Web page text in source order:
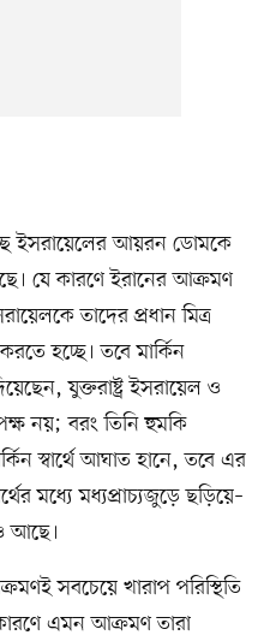
ইসরায়েলের আয়রন ডোমকে
যে কারণে ইরানের আক্রমণ
তাদের প্রধান মিত্র
হচ্ছে। তবে মার্কিন
যুক্তরাষ্ট্র ইসরায়েল ও
নয়; বরং তিনি হুমকি
স্বার্থে আঘাত হানে, তবে এর
মধ্যে মধ্যপ্রাচ্যজুড়ে ছড়িয়ে–
আছে।
সবচেয়ে খারাপ পরিস্থিতি
এমন আক্রমণ তারা